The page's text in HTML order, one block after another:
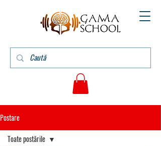
Postare
Toate postările